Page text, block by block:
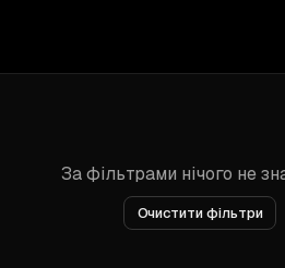
За фільтрами нічого не
Очистити фільтри